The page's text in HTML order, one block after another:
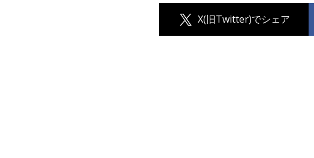
X(旧Twitter)でシェア